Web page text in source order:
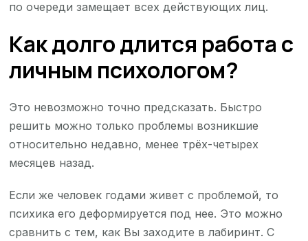
по очереди замещает всех действующих лиц.
Как долго длится работа с
личным психологом?
Это невозможно точно предсказать. Быстро
решить можно только проблемы возникшие
относительно недавно, менее трёх-четырех
месяцев назад.
Если же человек годами живет с проблемой, то
психика его деформируется под нее. Это можно
сравнить с тем, как Вы заходите в лабиринт. С